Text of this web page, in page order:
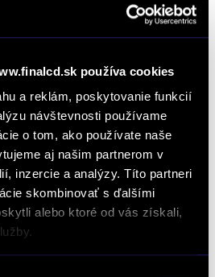
používa cookies
a reklám, poskytovanie funkcií
návštevnosti používame
o tom, ako používate naše
aj našim partnerom v
inzercie a analýzy. Títo partneri
skombinovať s ďalšími
alebo ktoré od vás získali,